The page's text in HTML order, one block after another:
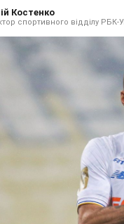
Костенко
спортивного відділу РБК-